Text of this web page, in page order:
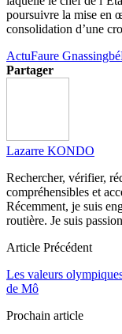
poursuivre la mise en
consolidation d’une
ActuFaure Gnassingbé
Partager
Lazarre KONDO
Rechercher, vérifier,
compréhensibles et
Récemment, je suis
routière. Je suis
Article Précédent
Les valeurs
de Mô
Prochain article